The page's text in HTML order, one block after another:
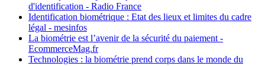
d'identification - Radio France
Identification biométrique : Etat des lieux et limites du cadre
légal - mesinfos
La biométrie est l’avenir de la sécurité du paiement -
EcommerceMag.fr
Technologies : la biométrie prend corps dans le monde du